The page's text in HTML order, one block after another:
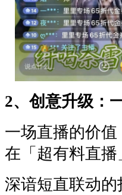
2、创意升级：
一场直播的价
在「超有料直播
深谙短直联动